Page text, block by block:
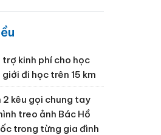
trợ kinh phí cho học
đi học trên 15 km
2 kêu gọi chung tay
treo ảnh Bác Hồ
trong từng gia đình